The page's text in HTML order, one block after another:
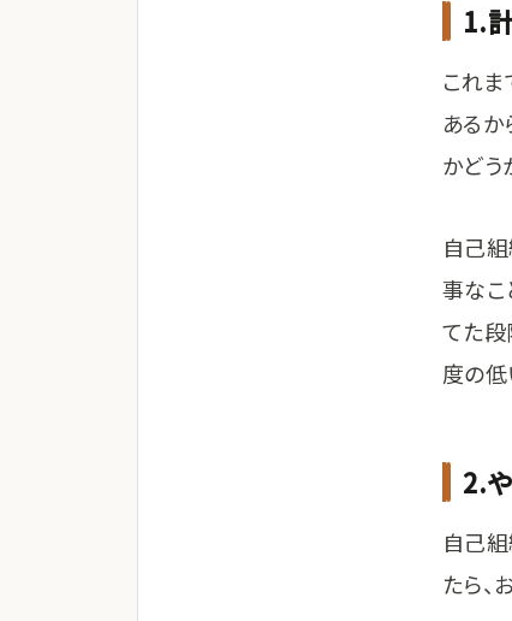
1.
これま
あるか
かどう
自己
事なこ
てた段
度の低
2.
自己
たら、